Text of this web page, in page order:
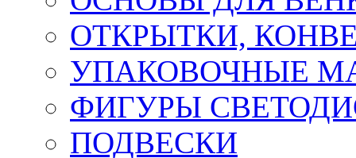
ОТКРЫТКИ,
УПАКОВОЧНЫЕ
ФИГУРЫ
ПОДВЕСКИ